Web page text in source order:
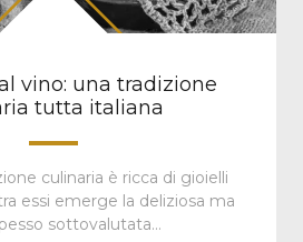
vino: una tradizione
tutta italiana
culinaria è ricca di gioielli
essi emerge la deliziosa ma
sottovalutata…